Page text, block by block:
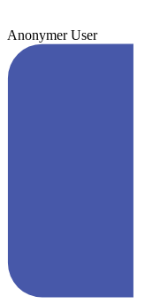
Anonymer User